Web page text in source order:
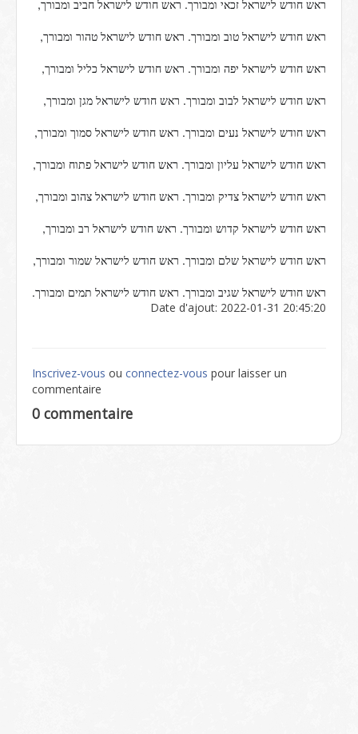
ראש חודש לישראל זכאי ומבורך. ראש חודש לישראל חביב ומבורך,
ראש חודש לישראל טוב ומבורך. ראש חודש לישראל טהור ומבורך,
ראש חודש לישראל יפה ומבורך. ראש חודש לישראל כליל ומבורך,
ראש חודש לישראל לבוב ומבורך. ראש חודש לישראל מגן ומבורך,
ראש חודש לישראל נעים ומבורך. ראש חודש לישראל סמוך ומבורך,
ראש חודש לישראל עליון ומבורך. ראש חודש לישראל פתוח ומבורך,
ראש חודש לישראל צדיק ומבורך. ראש חודש לישראל צהוב ומבורך,
ראש חודש לישראל קדוש ומבורך. ראש חודש לישראל רב ומבורך,
ראש חודש לישראל שלם ומבורך. ראש חודש לישראל שמור ומבורך,
ראש חודש לישראל שגיב ומבורך. ראש חודש לישראל תמים ומבורך.
Date d'ajout: 2022-01-31 20:45:20
Inscrivez-vous ou connectez-vous pour laisser un
commentaire
0 commentaire